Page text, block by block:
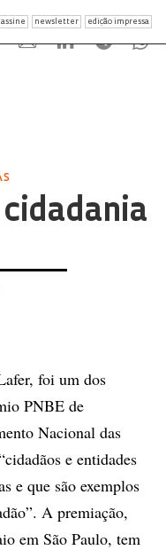
assine newsletter edição impressa
cidadania
foi um dos
PNBE de
Nacional das
e entidades
e que são exemplos
A premiação,
em São Paulo, tem